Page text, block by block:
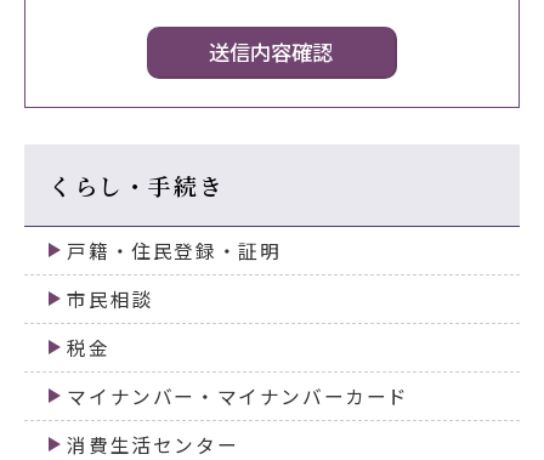
くらし・手続き
戸籍・住民登録・証明
市民相談
税金
マイナンバー・マイナンバーカード
消費生活センター